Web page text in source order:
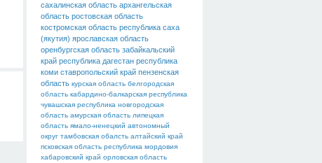
сахалинская область архангельская
область ростовская область
костромская область республика саха
(якутия) ярославская область
оренбургская область забайкальский
край республика дагестан республика
коми ставропольский край пензенская
область курская область белгородская
область кабардино-балкарская республика
чувашская республика новгородская
область амурская область липецкая
область ямало-ненецкий автономный
округ тамбовская обалсть алтайский край
псковская область республика мордовия
хабаровский край орловская область